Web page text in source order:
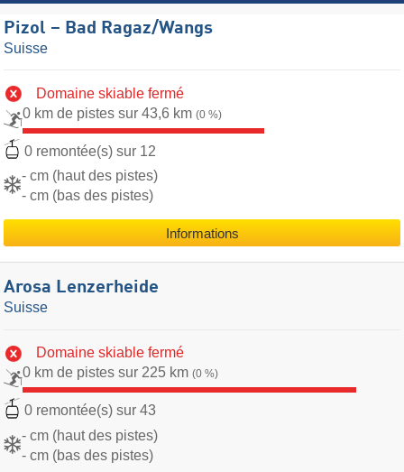
Pizol – Bad Ragaz/​Wangs
Suisse
Domaine skiable fermé
0 km de pistes sur 43,6 km (0 %)
0 remontée(s) sur 12
- cm (haut des pistes)
- cm (bas des pistes)
Informations
Arosa Lenzerheide
Suisse
Domaine skiable fermé
0 km de pistes sur 225 km (0 %)
0 remontée(s) sur 43
- cm (haut des pistes)
- cm (bas des pistes)